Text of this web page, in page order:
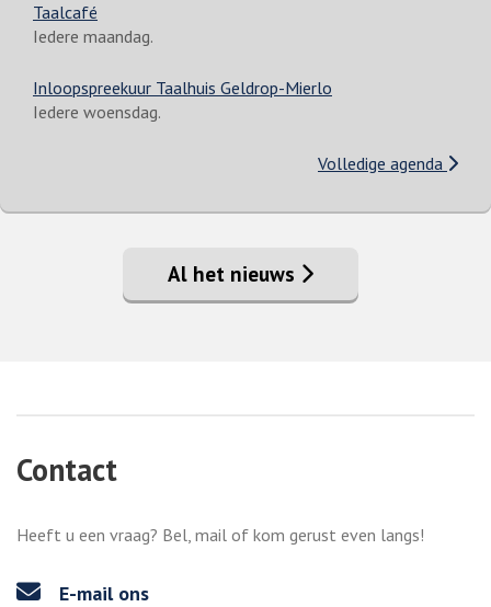
Taalcafé
Iedere maandag.
Inloopspreekuur Taalhuis Geldrop-Mierlo
Iedere woensdag.
Volledige agenda
Al het nieuws
Contact
Heeft u een vraag? Bel, mail of kom gerust even langs!
E-mail ons